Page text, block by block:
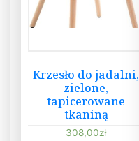
Krzesło do jadalni,
zielone,
tapicerowane
tkaniną
308,00zł